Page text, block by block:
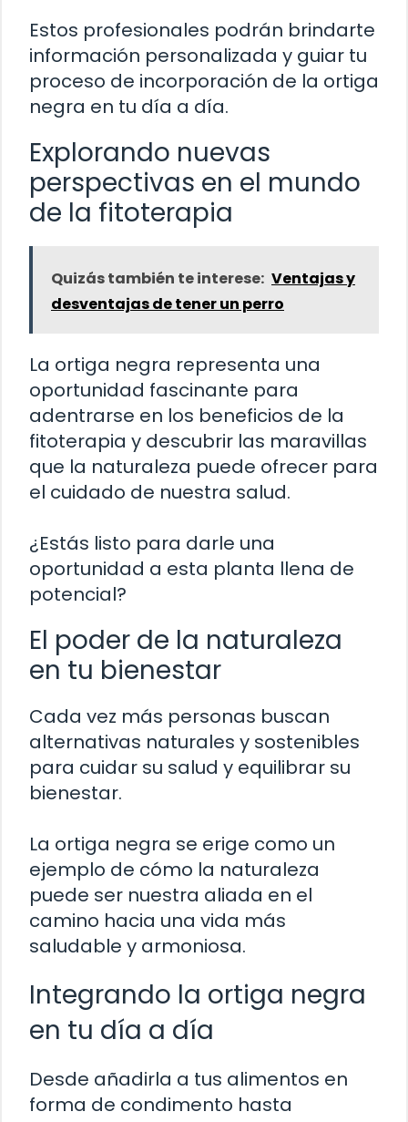
Estos profesionales podrán brindarte
información personalizada y guiar tu
proceso de incorporación de la ortiga
negra en tu día a día.
Explorando nuevas
perspectivas en el mundo
de la fitoterapia
Quizás también te interese: Ventajas y
desventajas de tener un perro
La ortiga negra representa una
oportunidad fascinante para
adentrarse en los beneficios de la
fitoterapia y descubrir las maravillas
que la naturaleza puede ofrecer para
el cuidado de nuestra salud.
¿Estás listo para darle una
oportunidad a esta planta llena de
potencial?
El poder de la naturaleza
en tu bienestar
Cada vez más personas buscan
alternativas naturales y sostenibles
para cuidar su salud y equilibrar su
bienestar.
La ortiga negra se erige como un
ejemplo de cómo la naturaleza
puede ser nuestra aliada en el
camino hacia una vida más
saludable y armoniosa.
Integrando la ortiga negra
en tu día a día
Desde añadirla a tus alimentos en
forma de condimento hasta